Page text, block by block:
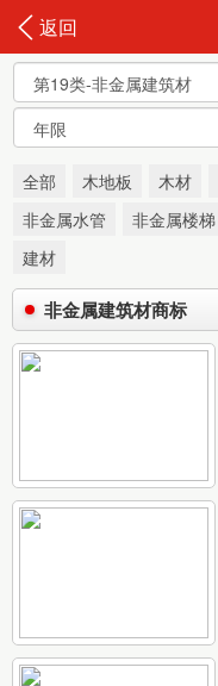
返回
全部 木地板 木材
非金属水管
非金属楼梯
建材
非金属建筑材商标